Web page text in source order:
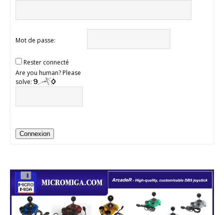
Mot de passe:
Rester connecté
Are you human? Please
solve:
Connexion